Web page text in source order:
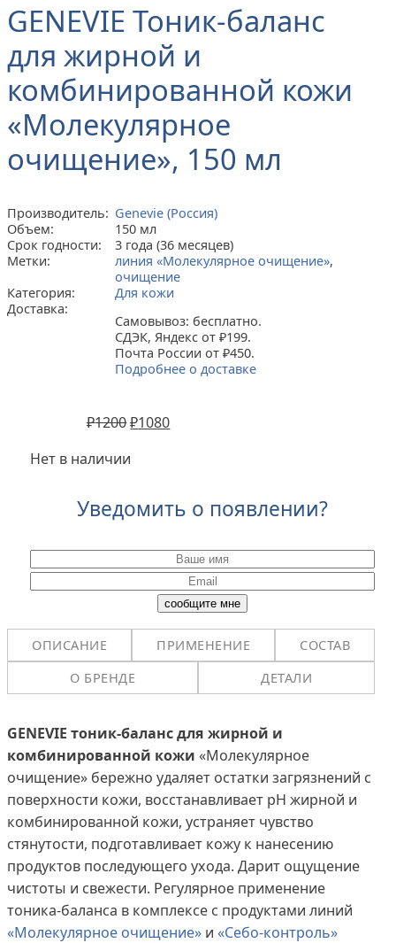
GENEVIE Тоник-баланс
для жирной и
комбинированной кожи
«Молекулярное
очищение», 150 мл
Производитель: Genevie (Россия)
Объем:
150 мл
Срок годности:
3 года (36 месяцев)
Метки:
линия «Молекулярное очищение»,
очищение
Категория:
Для кожи
Доставка:
Самовывоз: бесплатно.
СДЭК, Яндекс от ₽199.
Почта России от ₽450.
Подробнее о доставке
₽1200₽1080
Нет в наличии
Уведомить о появлении?
ОПИСАНИЕ ПРИМЕНЕНИЕ
СОСТАВ
О БРЕНДЕ
ДЕТАЛИ
GENEVIE тоник-баланс для жирной и
комбинированной кожи «Молекулярное
очищение» бережно удаляет остатки загрязнений с
поверхности кожи, восстанавливает pH жирной и
комбинирован­ной кожи, устраняет чувство
стянутости, подготав­ливает кожу к нанесению
продуктов последующего ухода. Дарит ощущение
чистоты и свежести. Регу­лярное применение
тоника-баланса в комплексе с продуктами линий
«Молекулярное очищение» и «Cебо-контроль»